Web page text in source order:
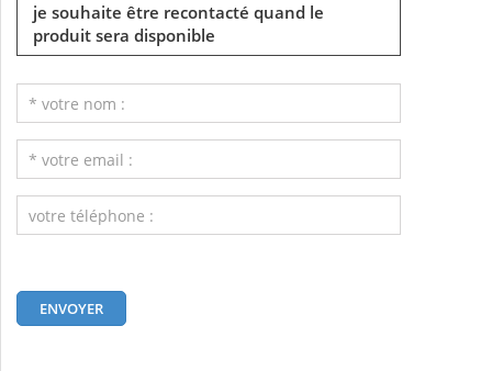
je souhaite être recontacté quand le
produit sera disponible